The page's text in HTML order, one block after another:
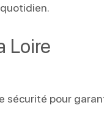
Loire
sécurité pour